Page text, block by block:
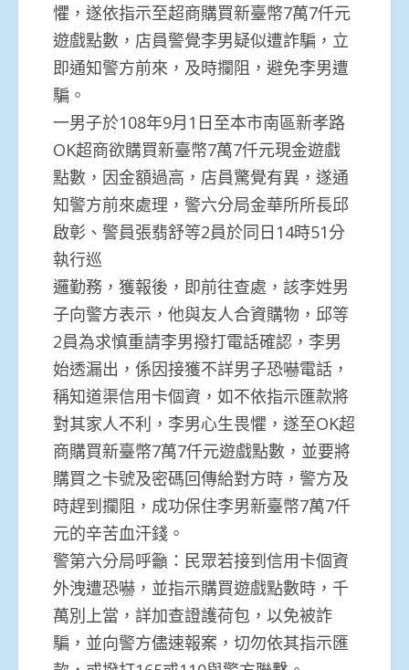
懼，遂依指示至超商購買新臺幣7萬7仟元
遊戲點數，店員警覺李男疑似遭詐騙，立
即通知警方前來，及時攔阻，避免李男遭
騙。
一男子於108年9月1日至本市南區新孝路
OK超商欲購買新臺幣7萬7仟元現金遊戲
點數，因金額過高，店員驚覺有異，遂通
知警方前來處理，警六分局金華所所長邱
啟彰、警員張翡舒等2員於同日14時51分
執行巡
邏勤務，獲報後，即前往查處，該李姓男
子向警方表示，他與友人合資購物，邱等
2員為求慎重請李男撥打電話確認，李男
始透漏出，係因接獲不詳男子恐嚇電話，
稱知道渠信用卡個資，如不依指示匯款將
對其家人不利，李男心生畏懼，遂至OK超
商購買新臺幣7萬7仟元遊戲點數，並要將
購買之卡號及密碼回傳給對方時，警方及
時趕到攔阻，成功保住李男新臺幣7萬7仟
元的辛苦血汗錢。
警第六分局呼籲：民眾若接到信用卡個資
外洩遭恐嚇，並指示購買遊戲點數時，千
萬別上當，詳加查證護荷包，以免被詐
騙，並向警方儘速報案，切勿依其指示匯